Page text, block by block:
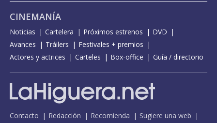
CINEMANÍA
Noticias Cartelera Próximos estrenos
DVD
Avances
Tráilers
Festivales + premios
Actores y actrices
Carteles Box-office Guía / directorio
Contacto Redacción Recomienda
Sugiere una web